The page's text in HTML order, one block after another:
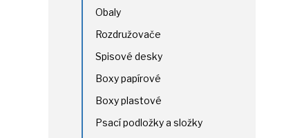
Obaly
Rozdružovače
Spisové desky
Boxy papírové
Boxy plastové
Psací podložky a složky